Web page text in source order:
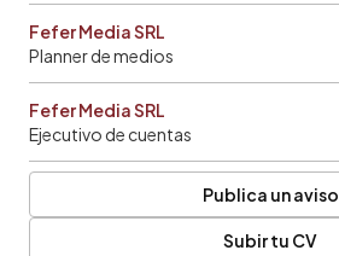
Fefer Media SRL
Planner de medios
Fefer Media SRL
Ejecutivo de cuentas
Publica un aviso
Subir tu CV